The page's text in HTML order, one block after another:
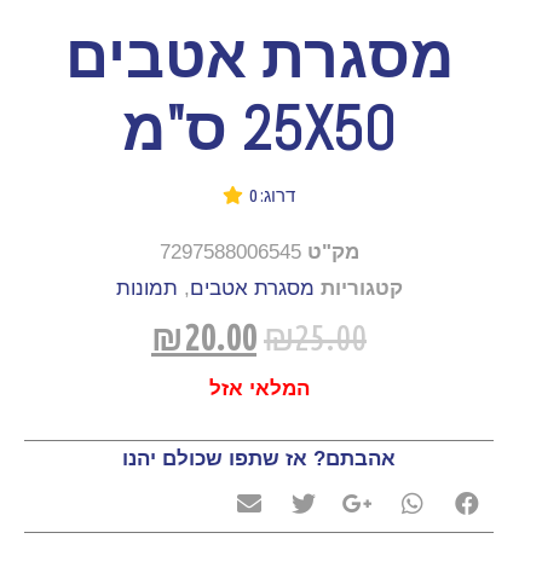
מסגרת אטבים
25X50 ס"מ
דרוג: 0
מק"ט 7297588006545
קטגוריות מסגרת אטבים, תמונות
₪25.00
₪20.00
המלאי אזל
אהבתם? אז שתפו שכולם יהנו